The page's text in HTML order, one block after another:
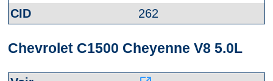
262
Chevrolet C1500 Cheyenne V8 5.0L